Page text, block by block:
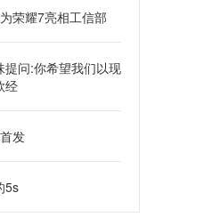
荣耀7亮相工信部
提问:你希望我们以现
经
发
5s